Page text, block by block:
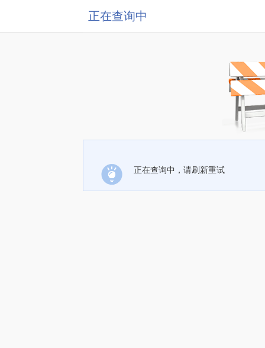
正在查询中
正在查询中，请刷新重试